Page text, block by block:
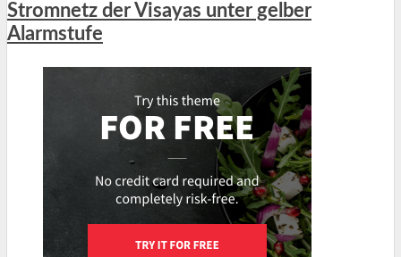
Stromnetz der Visayas unter gelber
Alarmstufe